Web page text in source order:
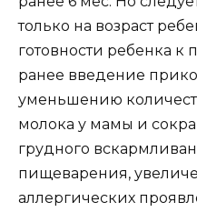
только на возраст
готовности ребенка
ранее введение
уменьшению
молока у мамы и
грудного
пищеварения,
аллергических